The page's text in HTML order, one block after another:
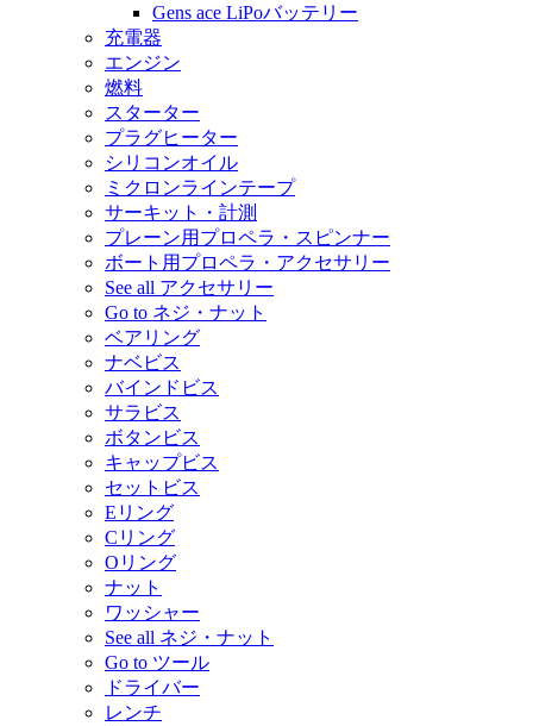
Gens ace LiPoバッテリー
充電器
エンジン
燃料
スターター
プラグヒーター
シリコンオイル
ミクロンラインテープ
サーキット・計測
プレーン用プロペラ・スピンナー
ボート用プロペラ・アクセサリー
See all アクセサリー
Go to ネジ・ナット
ベアリング
ナベビス
バインドビス
サラビス
ボタンビス
キャップビス
セットビス
Eリング
Cリング
Oリング
ナット
ワッシャー
See all ネジ・ナット
Go to ツール
ドライバー
レンチ